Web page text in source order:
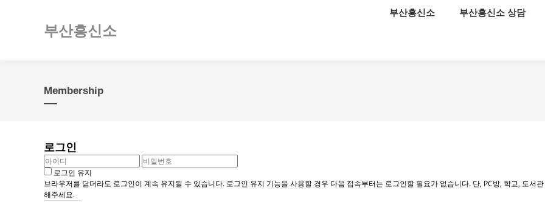
메뉴 건너뛰기
부산흥신소
부산흥신소 부산흥신소 상담
Membership
로그인
로그인 유지
브라우저를 닫더라도 로그인이 계속 유지될 수 있습니다. 로그인 유지 기능을 사용할 경우 다음 접속부터는 로그인할 필요가 없습니다. 단, PC방, 학교, 도서
해주세요.